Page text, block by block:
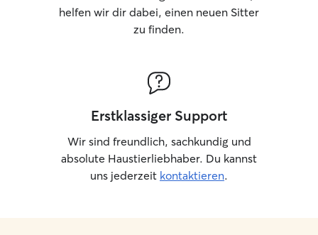
helfen wir dir dabei, einen neuen Sitter
zu finden.
Erstklassiger Support
Wir sind freundlich, sachkundig und
absolute Haustierliebhaber. Du kannst
uns jederzeit kontaktieren.